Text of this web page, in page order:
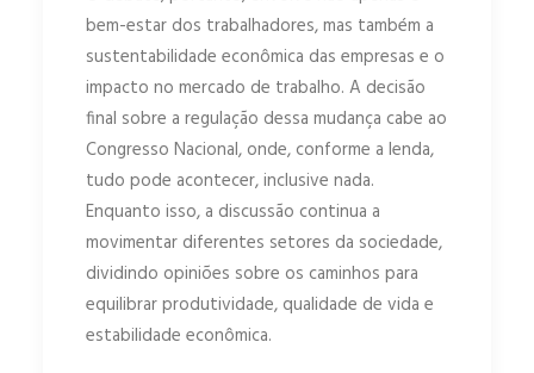
bem-estar dos trabalhadores, mas também a
sustentabilidade econômica das empresas e o
impacto no mercado de trabalho. A decisão
final sobre a regulação dessa mudança cabe ao
Congresso Nacional, onde, conforme a lenda,
tudo pode acontecer, inclusive nada.
Enquanto isso, a discussão continua a
movimentar diferentes setores da sociedade,
dividindo opiniões sobre os caminhos para
equilibrar produtividade, qualidade de vida e
estabilidade econômica.